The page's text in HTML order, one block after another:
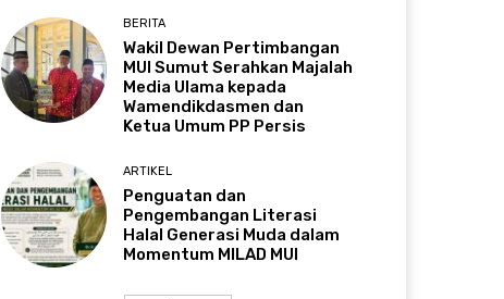
BERITA
Wakil Dewan Pertimbangan
MUI Sumut Serahkan Majalah
Media Ulama kepada
Wamendikdasmen dan
Ketua Umum PP Persis
ARTIKEL
Penguatan dan
Pengembangan Literasi
Halal Generasi Muda dalam
Momentum MILAD MUI